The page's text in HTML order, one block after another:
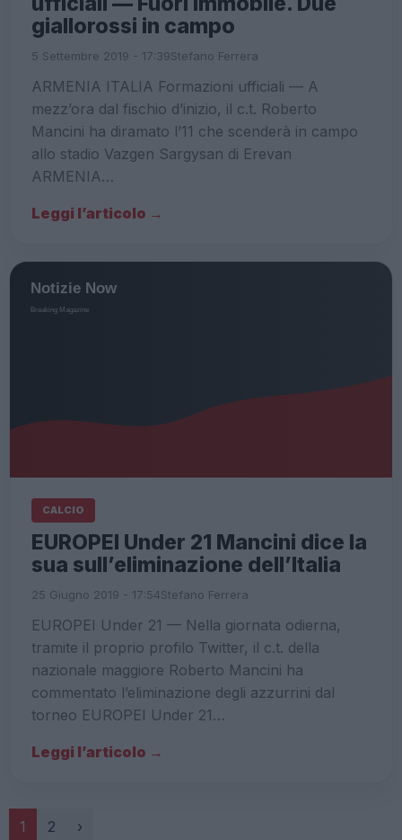
giallorossi in campo
5 Settembre 2019 - 17:39Stefano Ferrera
ARMENIA ITALIA Formazioni ufficiali — A
mezz’ora dal fischio d’inizio, il c.t. Roberto
Mancini ha diramato l’11 che scenderà in campo
allo stadio Vazgen Sargysan di Erevan
ARMENIA…
Leggi l’articolo →
CALCIO
EUROPEI Under 21 Mancini dice la
sua sull’eliminazione dell’Italia
25 Giugno 2019 - 17:54Stefano Ferrera
EUROPEI Under 21 — Nella giornata odierna,
tramite il proprio profilo Twitter, il c.t. della
nazionale maggiore Roberto Mancini ha
commentato l’eliminazione degli azzurrini dal
torneo EUROPEI Under 21…
Leggi l’articolo →
Paginazione
1 2 ›